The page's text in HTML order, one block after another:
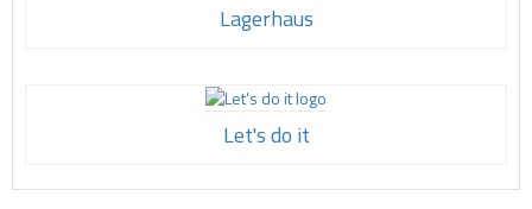
Lagerhaus
Let's do it